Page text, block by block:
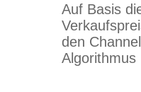
Auf Basis
den
Algorithmus